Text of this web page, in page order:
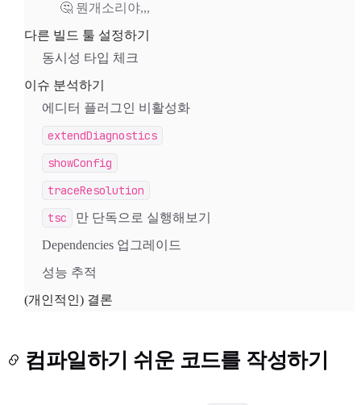
🤔 뭔개소리야,,,
다른 빌드 툴 설정하기
동시성 타입 체크
이슈 분석하기
에디터 플러그인 비활성화
extendDiagnostics
showConfig
traceResolution
tsc
만 단독으로 실행해보기
Dependencies 업그레이드
성능 추적
(개인적인) 결론
컴파일하기 쉬운 코드를 작성하기